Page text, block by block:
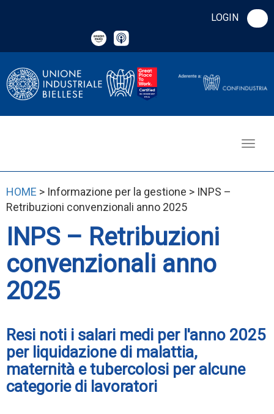
LOGIN
HOME > Informazione per la gestione > INPS –
Retribuzioni convenzionali anno 2025
INPS – Retribuzioni
convenzionali anno
2025
Resi noti i salari medi per l'anno 2025
per liquidazione di malattia,
maternità e tubercolosi per alcune
categorie di lavoratori